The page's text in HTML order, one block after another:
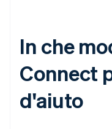
In che
Connect
d'aiuto